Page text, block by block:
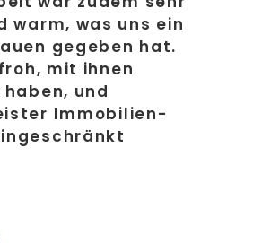
warm, was uns ein
gegeben hat.
mit ihnen
und
Immobilien-